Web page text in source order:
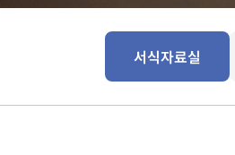
서식자료실